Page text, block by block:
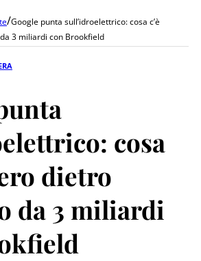
/Google punta sull’idroelettrico: cosa c’è
3 miliardi con Brookfield
cosa
dietro
da 3 miliardi